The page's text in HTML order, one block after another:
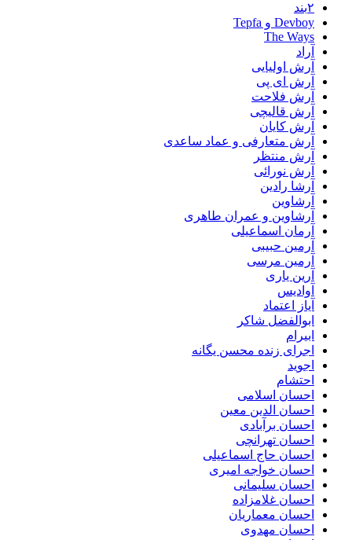
۲بند
Devboy و Tepfa
The Ways
آراد
آرش اولیایی
آرش ای پی
آرش فلاحت
آرش قالیچی
آرش کایان
آرش متعارفی و عماد ساعدی
آرش منتظر
آرش نورائی
آرشا رادین
آرشاوین
آرشاوین و عمران طاهری
آرمان اسماعیلی
آرمین حبیبی
آرمین مرسی
آرین یاری
آوادیس
آیاز اعتماد
ابوالفضل شاکر
ابیرام
اجرای زنده محسن یگانه
اجوید
احتشام
احسان اسلامی
احسان الدین معین
احسان برآبادی
احسان تهرانچی
احسان حاج اسماعیلی
احسان خواجه امیری
احسان سلیمانی
احسان غلامزاده
احسان معماریان
احسان مهدوی